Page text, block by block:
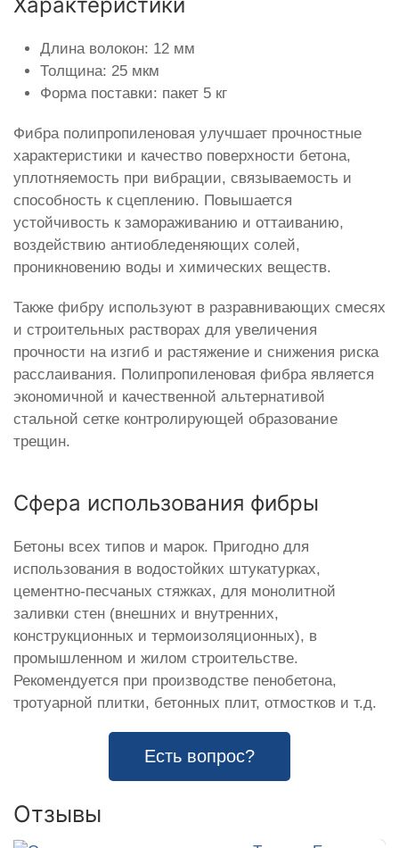
Длина волокон: 12 мм
Толщина: 25 мкм
Форма поставки: пакет 5 кг
Фибра полипропиленовая улучшает прочностные
характеристики и качество поверхности бетона,
уплотняемость при вибрации, связываемость и
способность к сцеплению. Повышается
устойчивость к замораживанию и оттаиванию,
воздействию антиобледеняющих солей,
проникновению воды и химических веществ.
Также фибру используют в разравнивающих смесях
и строительных растворах для увеличения
прочности на изгиб и растяжение и снижения риска
расслаивания. Полипропиленовая фибра является
экономичной и качественной альтернативой
стальной сетке контролирующей образование
трещин.
Сфера использования фибры
Бетоны всех типов и марок. Пригодно для
использования в водостойких штукатурках,
цементно-песчаных стяжках, для монолитной
заливки стен (внешних и внутренних,
конструкционных и термоизоляционных), в
промышленном и жилом строительстве.
Рекомендуется при производстве пенобетона,
тротуарной плитки, бетонных плит, отмостков и т.д.
Есть вопрос?
Отзывы